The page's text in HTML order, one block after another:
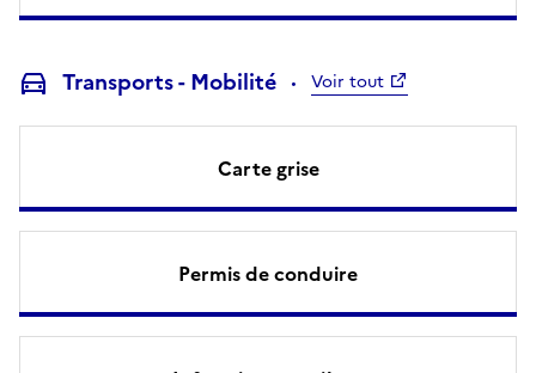
Transports - Mobilité Voir tout
Carte grise
Permis de conduire